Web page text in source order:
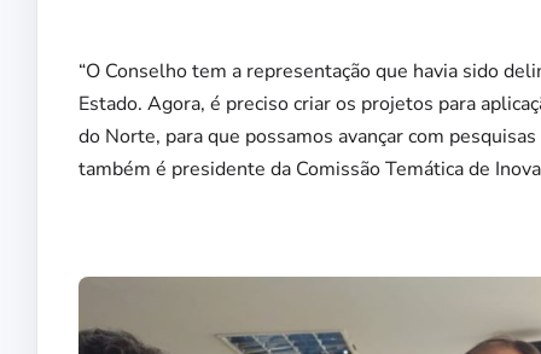
“O Conselho tem a representação que havia sido
Estado. Agora, é preciso criar os projetos para
do Norte, para que possamos avançar com
também é presidente da Comissão Temática de